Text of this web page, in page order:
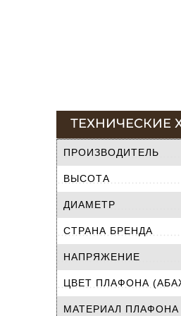
ТЕХНИЧЕСКИЕ
ПРОИЗВОДИТЕЛЬ
ВЫСОТА
ДИАМЕТР
СТРАНА БРЕНДА
НАПРЯЖЕНИЕ
ЦВЕТ ПЛАФОНА
МАТЕРИАЛ ПЛАФОНА